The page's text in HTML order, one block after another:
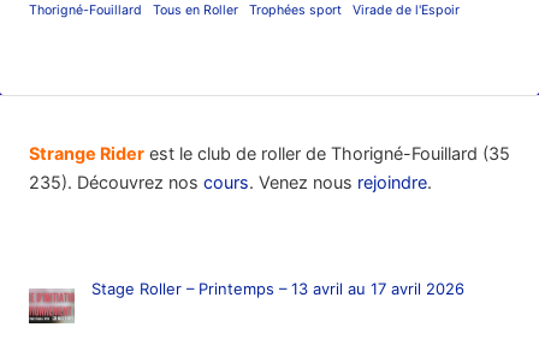
Thorigné-Fouillard Tous en Roller Trophées sport Virade de l'Espoir
Strange Rider est le club de roller de Thorigné-Fouillard (35
235). Découvrez nos cours. Venez nous rejoindre.
Stage Roller – Printemps – 13 avril au 17 avril 2026